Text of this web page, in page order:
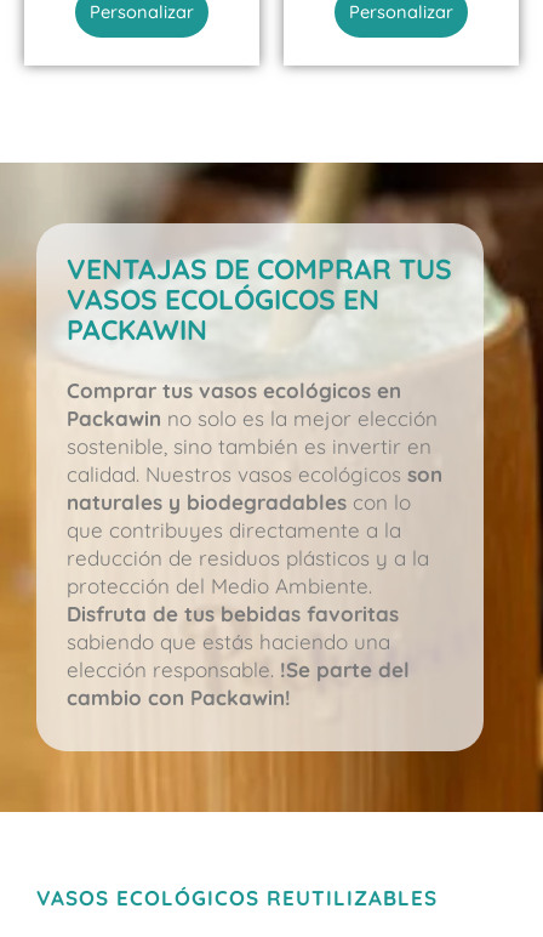
Personalizar Personalizar
VENTAJAS DE COMPRAR TUS
VASOS ECOLÓGICOS EN
PACKAWIN
Comprar tus vasos ecológicos en
Packawin no solo es la mejor elección
sostenible, sino también es invertir en
calidad. Nuestros vasos ecológicos son
naturales y biodegradables con lo
que contribuyes directamente a la
reducción de residuos plásticos y a la
protección del Medio Ambiente.
Disfruta de tus bebidas favoritas
sabiendo que estás haciendo una
elección responsable. !Se parte del
cambio con Packawin!
VASOS ECOLÓGICOS REUTILIZABLES